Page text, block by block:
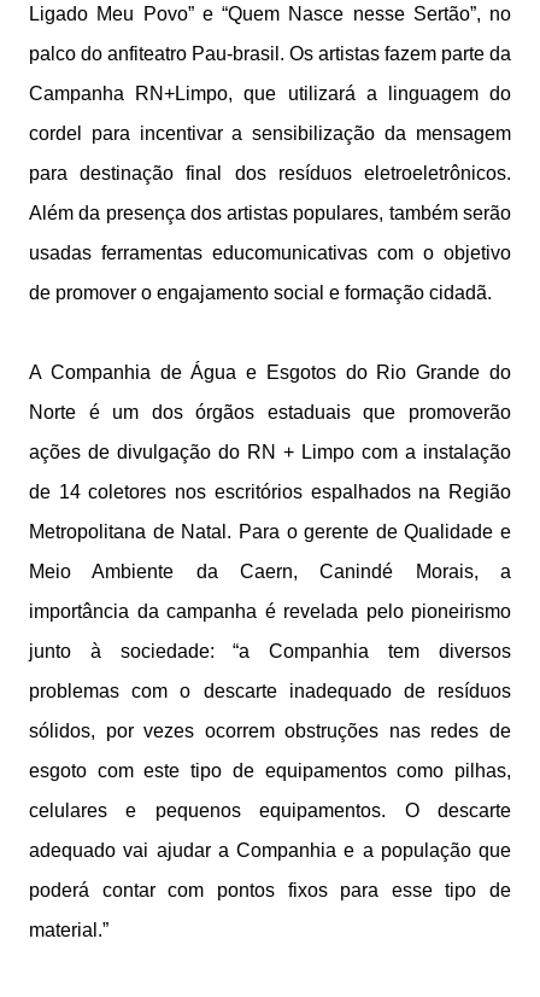
Ligado Meu Povo” e “Quem Nasce nesse Sertão”, no
palco do anfiteatro Pau-brasil. Os artistas fazem parte da
Campanha RN+Limpo, que utilizará a linguagem do
cordel para incentivar a sensibilização da mensagem
para destinação final dos resíduos eletroeletrônicos.
Além da presença dos artistas populares, também serão
usadas ferramentas educomunicativas com o objetivo
de promover o engajamento social e formação cidadã.
A Companhia de Água e Esgotos do Rio Grande do
Norte é um dos órgãos estaduais que promoverão
ações de divulgação do RN + Limpo com a instalação
de 14 coletores nos escritórios espalhados na Região
Metropolitana de Natal. Para o gerente de Qualidade e
Meio Ambiente da Caern, Canindé Morais, a
importância da campanha é revelada pelo pioneirismo
junto à sociedade: “a Companhia tem diversos
problemas com o descarte inadequado de resíduos
sólidos, por vezes ocorrem obstruções nas redes de
esgoto com este tipo de equipamentos como pilhas,
celulares e pequenos equipamentos. O descarte
adequado vai ajudar a Companhia e a população que
poderá contar com pontos fixos para esse tipo de
material.”